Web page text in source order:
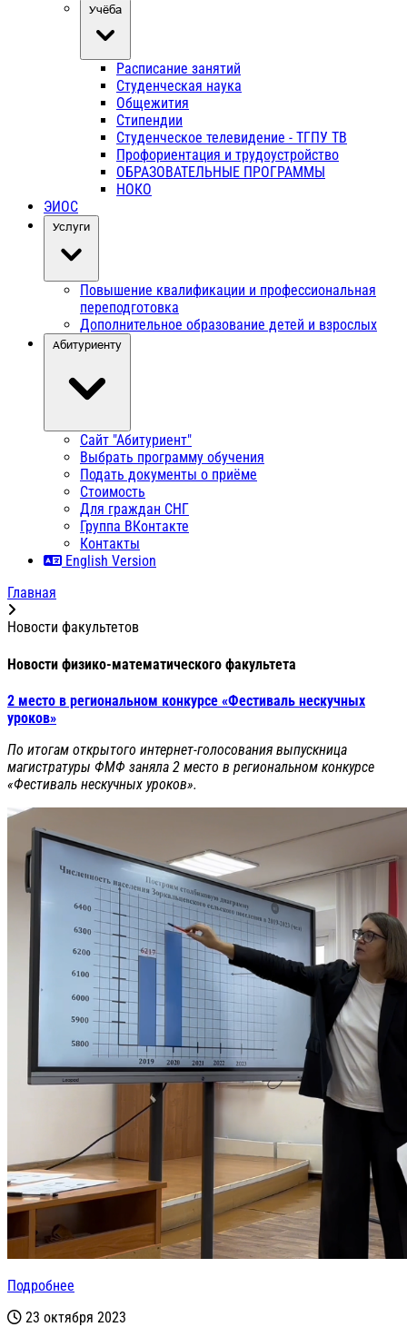
Учёба
Расписание занятий
Студенческая наука
Общежития
Стипендии
Студенческое телевидение - ТГПУ ТВ
Профориентация и трудоустройство
ОБРАЗОВАТЕЛЬНЫЕ ПРОГРАММЫ
НОКО
ЭИОС
Услуги
Повышение квалификации и профессиональная
переподготовка
Дополнительное образование детей и взрослых
Абитуриенту
Сайт "Абитуриент"
Выбрать программу обучения
Подать документы о приёме
Стоимость
Для граждан СНГ
Группа ВКонтакте
Контакты
English Version
Главная
Новости факультетов
Новости физико-математического факультета
2 место в региональном конкурсе «Фестиваль нескучных
уроков»
По итогам открытого интернет-голосования выпускница
магистратуры ФМФ заняла 2 место в региональном конкурсе
«Фестиваль нескучных уроков».
Подробнее
23 октября 2023